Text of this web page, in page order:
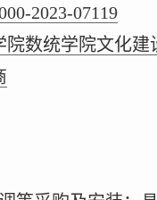
2023-07119
院数统学院文化建